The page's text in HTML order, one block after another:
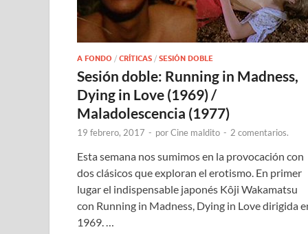
A FONDO / CRÍTICAS / SESIÓN DOBLE
Sesión doble: Running in Madness,
Dying in Love (1969) /
Maladolescencia (1977)
19 febrero, 2017 - porCine maldito - 2 comentarios.
Esta semana nos sumimos en la provocación con
dos clásicos que exploran el erotismo. En primer
lugar el indispensable japonés Kôji Wakamatsu
con Running in Madness, Dying in Love dirigida
1969. …